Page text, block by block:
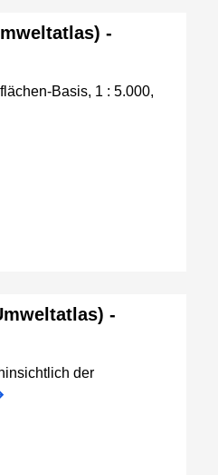
-
Basis, 1 : 5.000,
-
der